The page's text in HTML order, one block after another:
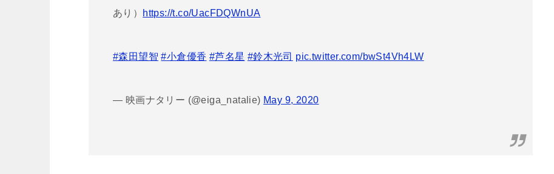
あり）
https://t.co/UacFDQWnUA
#森田望智 #小倉優香 #芦名星 #鈴木光司 pic.twitter.com/bwSt4Vh4LW
— 映画ナタリー (@eiga_natalie) May 9, 2020